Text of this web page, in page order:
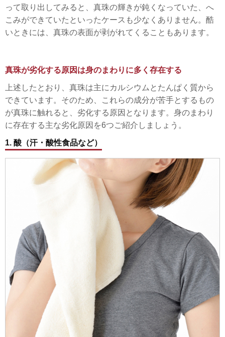
って取り出してみると、真珠の輝きが鈍くなっていた、へ
こみができていたといったケースも少なくありません。酷
いときには、真珠の表面が剥がれてくることもあります。
真珠が劣化する原因は身のまわりに多く存在する
上述したとおり、真珠は主にカルシウムとたんぱく質から
できています。そのため、これらの成分が苦手とするもの
が真珠に触れると、劣化する原因となります。身のまわり
に存在する主な劣化原因を6つご紹介しましょう。
1. 酸（汗・酸性食品など）